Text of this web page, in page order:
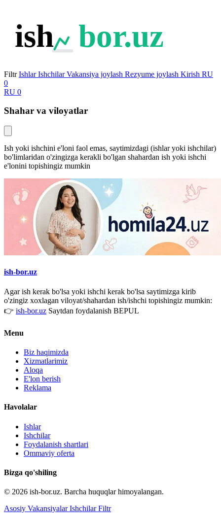
ish bor.uz
Filtr Ishlar Ishchilar Vakansiya joylash Rezyume joylash Kirish RU
0
RU 0
Shahar va viloyatlar
Ish yoki ishchini e'loni faol emas, saytimizdagi (ishlar yoki ishchilar)
bo'limlaridan o'zingizga kerakli bo'lgan shahardan ish yoki ishchi
e'lonini topishingiz mumkin
ish-bor.uz
Agar ish kerak bo'lsa yoki ishchi kerak bo'lsa saytimizga kirib
o'zingiz xoxlagan viloyat/shahardan ish/ishchi topishingiz mumkin:
👉 ish-bor.uz Saytdan foydalanish BEPUL
Menu
Biz haqimizda
Xizmatlarimiz
Aloqa
E'lon berish
Reklama
Havolalar
Ishlar
Ishchilar
Foydalanish shartlari
Ommaviy oferta
Bizga qo'shiling
© 2026 ish-bor.uz. Barcha huquqlar himoyalangan.
Asosiy Vakansiyalar Ishchilar Filtr